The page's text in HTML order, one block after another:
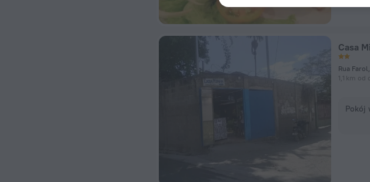
Casa
Rua
1,1 km
Pokój